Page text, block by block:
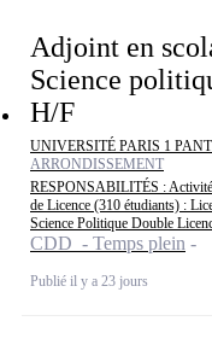
Adjoint en
Science
H/F
UNIVERSITÉ PARIS 1
ARRONDISSEMENT
RESPONSABILITÉS :
de Licence (310 étudiants) :
Science Politique Double
CDD - Temps plein
Publié il y a 23 jours